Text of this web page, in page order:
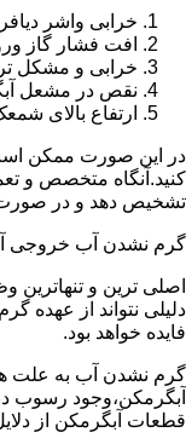
خرابی واشر
افت فشار گاز
خرابی و مشکل
نقص در مشعل
ارتفاع بالای
در این صورت ممکن است
کنید.آنگاه متخصص و
تشخیص دهد و در صورت
گرم نشدن آب خروجی
اصلی ترین و
دلیلی نتواند از عهده
فایده خواهد بود.
گرم نشدن آب به علت
آبگرمکن،وجود رسوب
قطعات آبگرمکن از